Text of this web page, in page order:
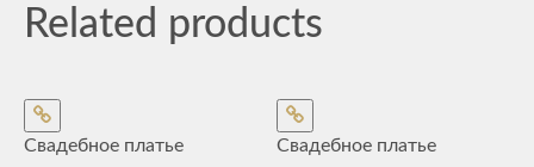
Related products
Свадебное платье
Свадебное платье